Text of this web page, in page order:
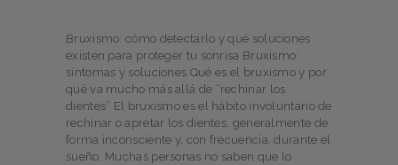
Bruxismo: cómo detectarlo y qué soluciones
existen para proteger tu sonrisa Bruxismo:
síntomas y soluciones Qué es el bruxismo y por
qué va mucho más allá de “rechinar los
dientes” El bruxismo es el hábito involuntario de
rechinar o apretar los dientes, generalmente de
forma inconsciente y, con frecuencia, durante el
sueño. Muchas personas no saben que lo